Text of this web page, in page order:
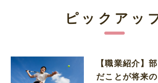
ピックアッ
【職業紹介】
だことが将来